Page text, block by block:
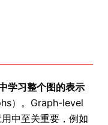
学习整个图的表示
）。Graph-level
中至关重要，例如